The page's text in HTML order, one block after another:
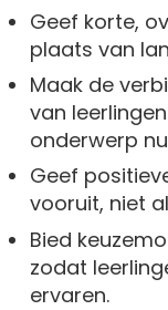
Geef korte,
plaats van
Maak de
van
onderwerp
Geef
vooruit, niet
Bied
zodat
ervaren.